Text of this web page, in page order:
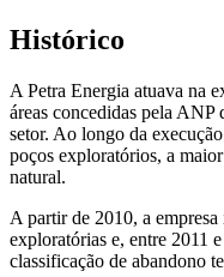
Histórico
A Petra Energia atuava na
áreas concedidas pela ANP
setor. Ao longo da
poços exploratórios, a
natural.
A partir de 2010, a
exploratórias e, entre 2011
classificação de abandono